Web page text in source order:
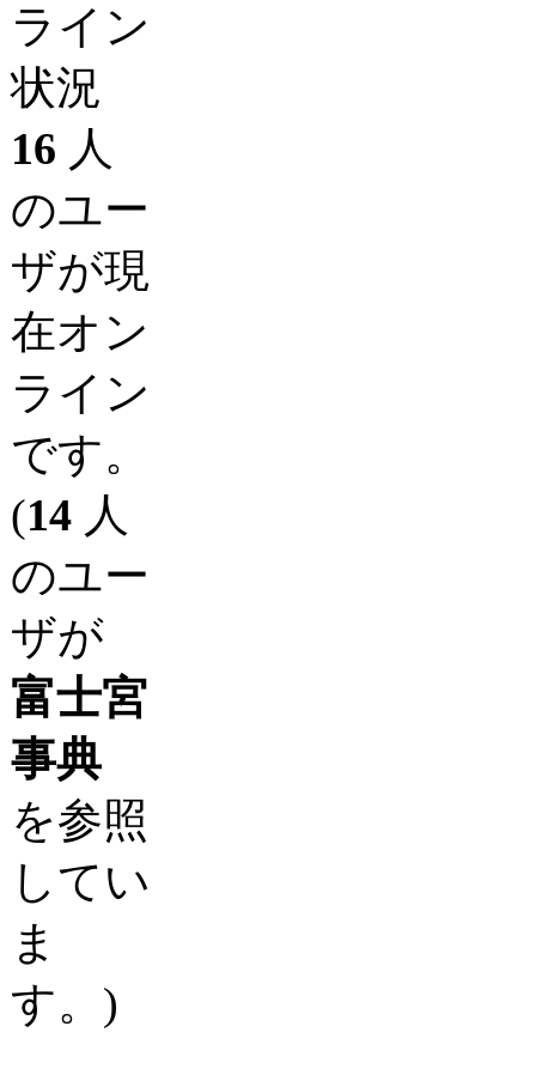
ライン
状況
16 人
のユー
ザが現
在オン
ライン
です。
(14 人
のユー
ザが
富士宮
事典
を参照
してい
ま
す。)